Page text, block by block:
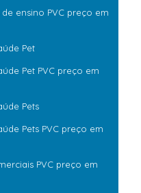
ensino PVC preço em
Pet
Pet PVC preço em
Pets
Pets PVC preço em
PVC preço em